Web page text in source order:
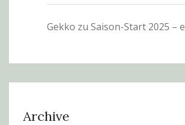
Gekko zu Saison-Start 2025 –
Archive